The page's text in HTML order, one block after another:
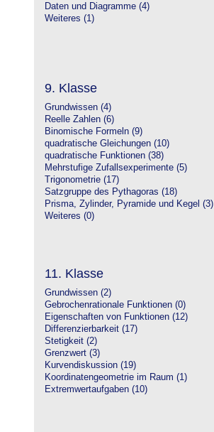
Daten und Diagramme (4)
Weiteres (1)
9. Klasse
Grundwissen (4)
Reelle Zahlen (6)
Binomische Formeln (9)
quadratische Gleichungen (10)
quadratische Funktionen (38)
Mehrstufige Zufallsexperimente (5)
Trigonometrie (17)
Satzgruppe des Pythagoras (18)
Prisma, Zylinder, Pyramide und Kegel (3)
Weiteres (0)
11. Klasse
Grundwissen (2)
Gebrochenrationale Funktionen (0)
Eigenschaften von Funktionen (12)
Differenzierbarkeit (17)
Stetigkeit (2)
Grenzwert (3)
Kurvendiskussion (19)
Koordinatengeometrie im Raum (1)
Extremwertaufgaben (10)